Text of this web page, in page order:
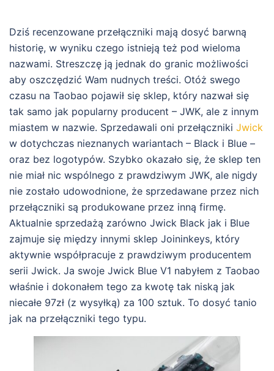
Dziś recenzowane przełączniki mają dosyć barwną
historię, w wyniku czego istnieją też pod wieloma
nazwami. Streszczę ją jednak do granic możliwości
aby oszczędzić Wam nudnych treści. Otóż swego
czasu na Taobao pojawił się sklep, który nazwał się
tak samo jak popularny producent – JWK, ale z innym
miastem w nazwie. Sprzedawali oni przełączniki Jwick
w dotychczas nieznanych wariantach – Black i Blue –
oraz bez logotypów. Szybko okazało się, że sklep ten
nie miał nic wspólnego z prawdziwym JWK, ale nigdy
nie zostało udowodnione, że sprzedawane przez nich
przełączniki są produkowane przez inną firmę.
Aktualnie sprzedażą zarówno Jwick Black jak i Blue
zajmuje się między innymi sklep Joininkeys, który
aktywnie współpracuje z prawdziwym producentem
serii Jwick. Ja swoje Jwick Blue V1 nabyłem z Taobao
właśnie i dokonałem tego za kwotę tak niską jak
niecałe 97zł (z wysyłką) za 100 sztuk. To dosyć tanio
jak na przełączniki tego typu.